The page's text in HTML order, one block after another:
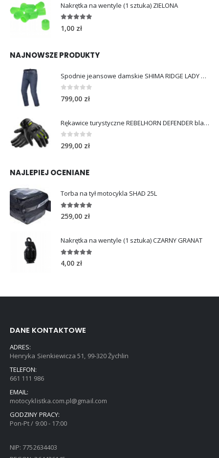
Nakrętka na wentyle (1 sztuka) ZIELONA
out of 5
1,00 zł
NAJNOWSZE PRODUKTY
Spodnie jeansowe damskie SHIMA RIDGE LADY blue
out of 5
799,00 zł
Rękawice turystyczne REBELHORN DEFENDER black yellow fluo
out of 5
299,00 zł
NAJLEPIEJ OCENIANE
Torba na tył motocykla SHAD 25L
out of 5
259,00 zł
Nakrętka na wentyle (1 sztuka) CZARNY GRANAT
out of 5
4,00 zł
DANE KONTAKTOWE
ADRES:
Henryka Sienkiewicza 51, 99-320 Żychlin
TELEFON:
661 111 986
EMAIL:
motocyklistka.com.pl@gmail.com
GODZINY PRACY:
Pon-Pt / 9:00 - 17:00
NIP: 7752634403